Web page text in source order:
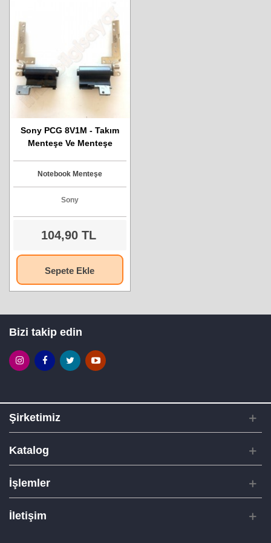
Sony PCG 8V1M - Takım
Menteşe Ve Menteşe
Notebook Menteşe
Sony
104,90 TL
Sepete Ekle
Bizi takip edin
Şirketimiz
Katalog
İşlemler
İletişim